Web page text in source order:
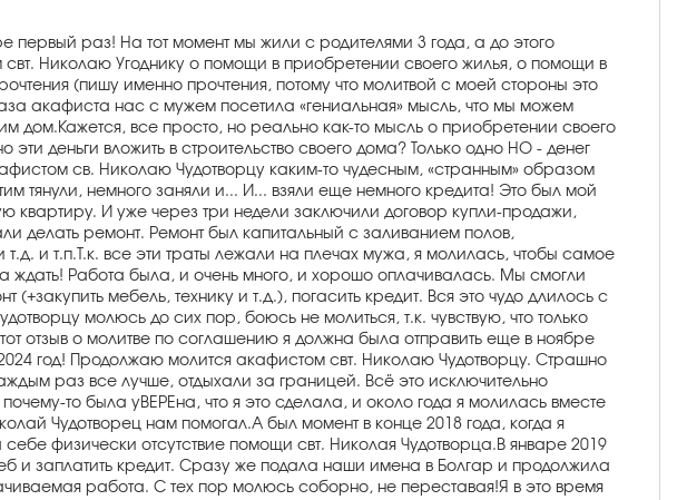
первый раз! На тот момент мы жили с родителями 3 года, а до этого
Николаю Угоднику о помощи в приобретении своего жилья, о помощи в
(пишу именно прочтения, потому что молитвой с моей стороны это
акафиста нас с мужем посетила «гениальная» мысль, что мы можем
дом.Кажется, все просто, но реально как-то мысль о приобретении своего
деньги вложить в строительство своего дома? Только одно НО - денег
св. Николаю Чудотворцу каким-то чудесным, «странным» образом
тянули, немного заняли и... И... взяли еще немного кредита! Это был мой
квартиру. И уже через три недели заключили договор купли-продажи,
делать ремонт. Ремонт был капитальный с заливанием полов,
и т.п.Т.к. все эти траты лежали на плечах мужа, я молилась, чтобы самое
ждать! Работа была, и очень много, и хорошо оплачивалась. Мы смогли
мебель, технику и т.д.), погасить кредит. Вся это чудо длилось с
молюсь до сих пор, боюсь не молиться, т.к. чувствую, что только
отзыв о молитве по соглашению я должна была отправить еще в ноябре
год! Продолжаю молится акафистом свт. Николаю Чудотворцу. Страшно
раз все лучше, отдыхали за границей. Всё это исключительно
то была уВЕРЕна, что я это сделала, и около года я молилась вместе
Чудотворец нам помогал.А был момент в конце 2018 года, когда я
физически отсутствие помощи свт. Николая Чудотворца.В январе 2019
и заплатить кредит. Сразу же подала наши имена в Болгар и продолжила
работа. С тех пор молюсь соборно, не переставая!Я в это время